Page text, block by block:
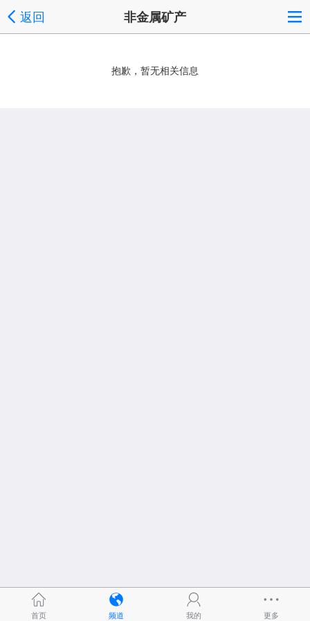
返回 非金属矿产
抱歉，暂无相关信息
首页 频道 我的 更多